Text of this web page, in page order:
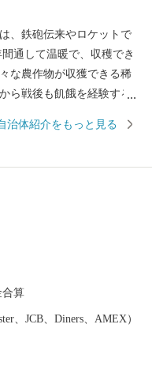
、鉄砲伝来やロケットで
通して温暖で、収穫でき
な農作物が収獲できる稀
ら戦後も飢餓を経験する
など最先端技術がある一
は、西
が有名です。全国のお店
でしか行われていない伝
黒糖」や初の国産ハサミ
ウオやイカ等の新鮮な海
治体紹介をもっと見る
合算
、JCB、Diners、AMEX）